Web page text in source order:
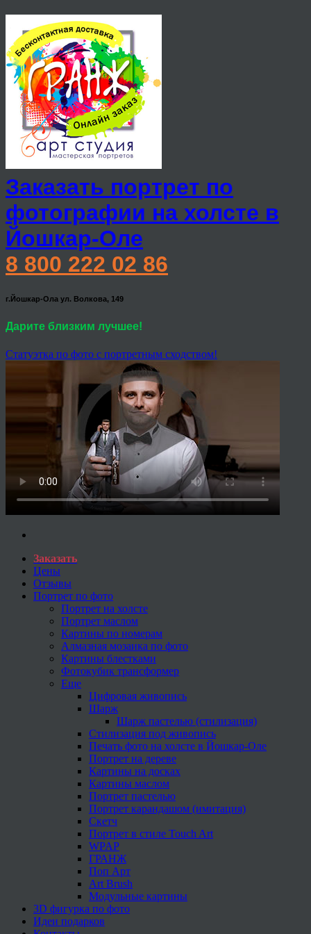
Заказать портрет по
фотографии на холсте в
Йошкар-Оле
8 800 222 02 86
г.Йошкар-Ола ул. Волкова, 149
Дарите близким лучшее!
Статуэтка по фото с портретным сходством!
Заказать
Цены
Отзывы
Портрет по фото
Портрет на холсте
Портрет маслом
Картины по номерам
Алмазная мозаика по фото
Картины блестками
Фотокубик трансформер
Еще
Цифровая живопись
Шарж
Шарж пастелью (стилизация)
Стилизация под живопись
Печать фото на холсте в Йошкар-Оле
Портрет на дереве
Картины на досках
Картины маслом
Портрет пастелью
Портрет карандашом (имитация)
Скетч
Портрет в стиле Touch Art
WPAP
ГРАНЖ
Поп Арт
Art Brush
Модульные картины
3D фигурка по фото
Идеи подарков